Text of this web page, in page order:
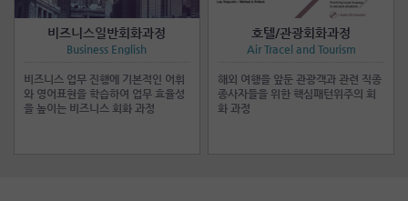
비즈니스일반회화과정
Business English
비즈니스 업무 진행에 기본적인 어휘
와 영어표현을 학습하여 업무 효율성
을 높이는 비즈니스 회화 과정
호텔/관광회화과정
Air Tracel and Tourism
해외 여행을 앞둔 관광객과 관련 직종
종사자들을 위한 핵심패턴위주의 회
화 과정